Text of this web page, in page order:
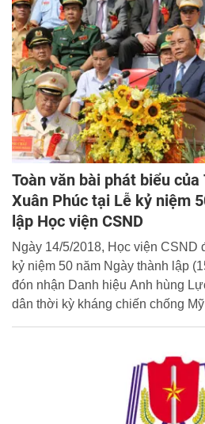
Toàn văn bài phát biểu
Xuân Phúc tại Lễ kỷ niệm
lập Học viện CSND
Ngày 14/5/2018, Học viện CSND
kỷ niệm 50 năm Ngày thành lập
đón nhận Danh hiệu Anh hùng
dân thời kỳ kháng chiến chống
Xuân Phúc tại sự kiện này.